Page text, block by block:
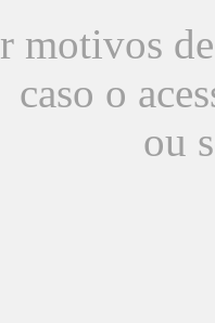
motivos
caso o
ou